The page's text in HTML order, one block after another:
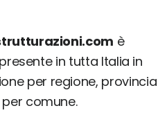
è
in tutta Italia in
per regione, provincia
comune.